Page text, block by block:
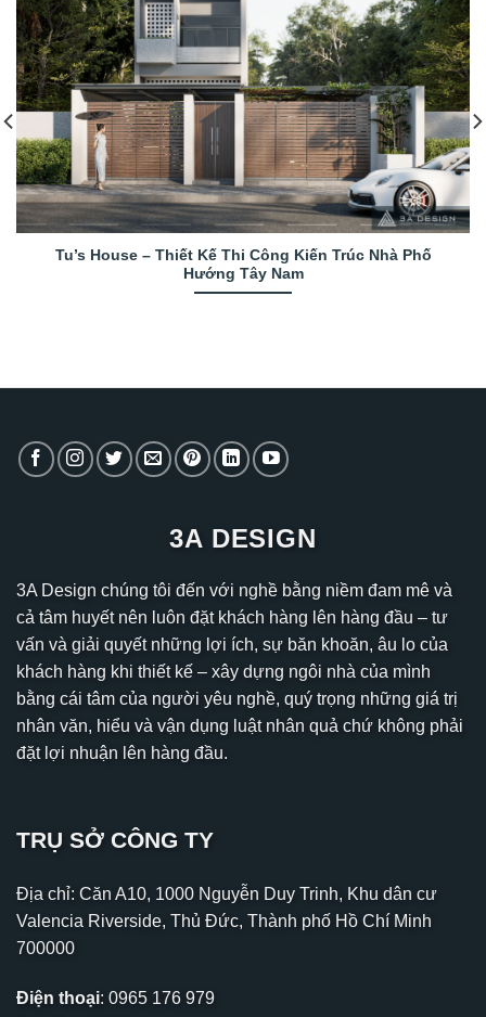
Tu’s House – Thiết Kế Thi Công Kiến Trúc Nhà Phố
Hướng Tây Nam
3A DESIGN
3A Design chúng tôi đến với nghề bằng niềm đam mê và
cả tâm huyết nên luôn đặt khách hàng lên hàng đầu – tư
vấn và giải quyết những lợi ích, sự băn khoăn, âu lo của
khách hàng khi thiết kế – xây dựng ngôi nhà của mình
bằng cái tâm của người yêu nghề, quý trọng những giá trị
nhân văn, hiểu và vận dụng luật nhân quả chứ không phải
đặt lợi nhuận lên hàng đầu.
TRỤ SỞ CÔNG TY
Địa chỉ: Căn A10, 1000 Nguyễn Duy Trinh, Khu dân cư
Valencia Riverside, Thủ Đức, Thành phố Hồ Chí Minh
700000
Điện thoại: 0965 176 979